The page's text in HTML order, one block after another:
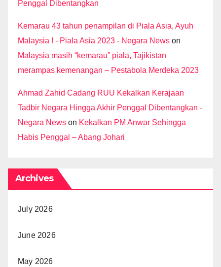
Penggal Dibentangkan
Kemarau 43 tahun penampilan di Piala Asia, Ayuh
Malaysia ! - Piala Asia 2023 - Negara News on
Malaysia masih “kemarau” piala, Tajikistan
merampas kemenangan – Pestabola Merdeka 2023
Ahmad Zahid Cadang RUU Kekalkan Kerajaan
Tadbir Negara Hingga Akhir Penggal Dibentangkan -
Negara News on Kekalkan PM Anwar Sehingga
Habis Penggal – Abang Johari
Archives
July 2026
June 2026
May 2026